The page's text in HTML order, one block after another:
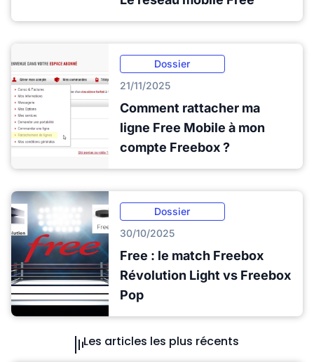
Dossier
21/11/2025
Comment rattacher ma
ligne Free Mobile à mon
compte Freebox ?
Dossier
30/10/2025
Free : le match Freebox
Révolution Light vs Freebox
Pop
Les articles les plus récents